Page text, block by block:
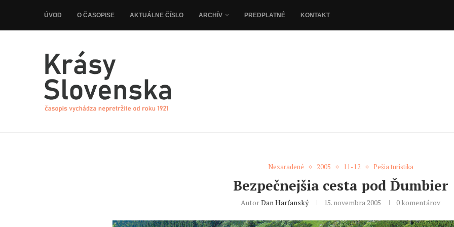
ÚVOD O ČASOPISE AKTUÁLNE ČÍSLO ARCHÍV PREDPLATNÉ KONTAKT
Nezaradené 2005 11-12 Pešia turistika
Bezpečnejšia cesta pod Ďumbier
AutorDan Harťanský 15. novembra 2005 0 komentárov